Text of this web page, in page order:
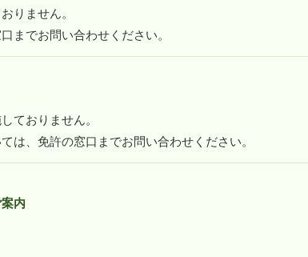
りません。
までお問い合わせください。
ておりません。
は、免許の窓口までお問い合わせください。
内